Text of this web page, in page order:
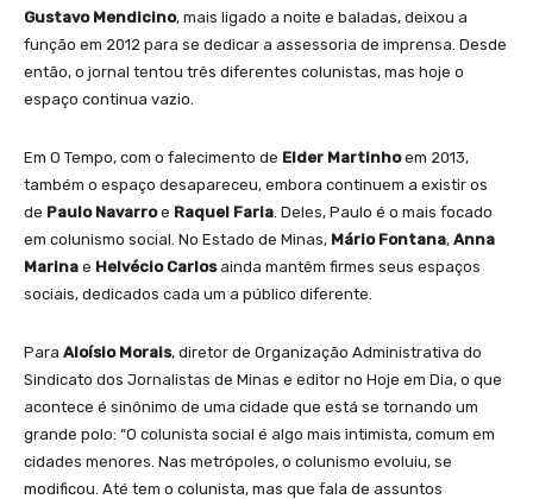
Gustavo Mendicino, mais ligado a noite e baladas, deixou a
função em 2012 para se dedicar a assessoria de imprensa. Desde
então, o jornal tentou três diferentes colunistas, mas hoje o
espaço continua vazio.
Em O Tempo, com o falecimento de Elder Martinhoem 2013,
também o espaço desapareceu, embora continuem a existir os
de Paulo Navarroe Raquel Faria. Deles, Paulo é o mais focado
em colunismo social. No Estado de Minas, Mário Fontana, Anna
Marina e Helvécio Carlosainda mantêm firmes seus espaços
sociais, dedicados cada um a público diferente.
Para Aloísio Morais, diretor de Organização Administrativa do
Sindicato dos Jornalistas de Minas e editor no Hoje em Dia, o que
acontece é sinônimo de uma cidade que está se tornando um
grande polo: “O colunista social é algo mais intimista, comum em
cidades menores. Nas metrópoles, o colunismo evoluiu, se
modificou. Até tem o colunista, mas que fala de assuntos